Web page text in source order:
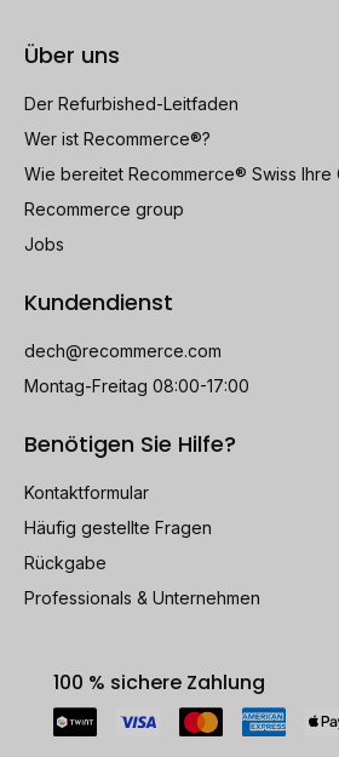
Über uns
Der Refurbished-Leitfaden
Wer ist Recommerce®?
Wie bereitet Recommerce® Swiss Ihre
Recommerce group
Jobs
Kundendienst
dech@recommerce.com
Montag-Freitag 08:00-17:00
Benötigen Sie Hilfe?
Kontaktformular
Häufig gestellte Fragen
Rückgabe
Professionals & Unternehmen
100 % sichere Zahlung